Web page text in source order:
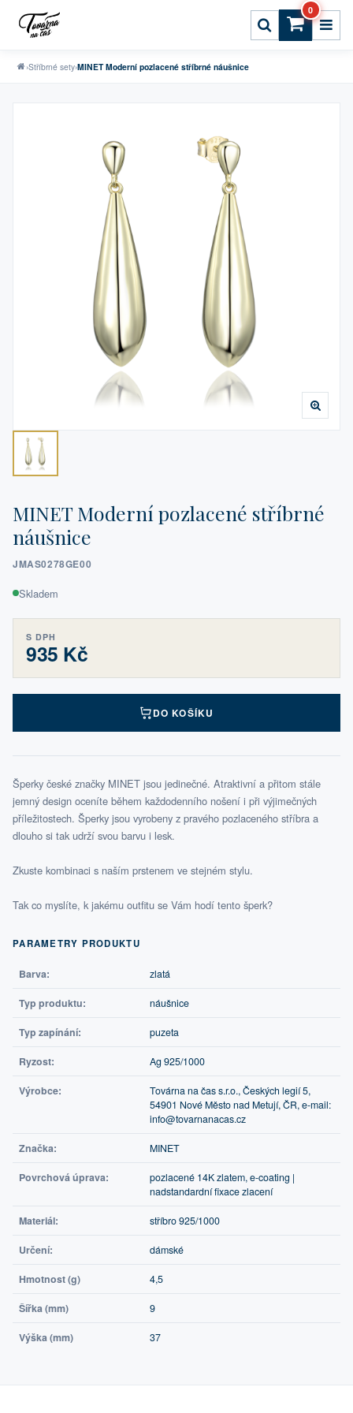
0
›Stříbrné sety›MINET Moderní pozlacené stříbrné náušnice
MINET Moderní pozlacené stříbrné
náušnice
JMAS0278GE00
Skladem
S DPH
935 Kč
DO KOŠÍKU
Šperky české značky MINET jsou jedinečné. Atraktivní a přitom stále
jemný design oceníte během každodenního nošení i při výjimečných
příležitostech. Šperky jsou vyrobeny z pravého pozlaceného stříbra a
dlouho si tak udrží svou barvu i lesk.
Zkuste kombinaci s naším prstenem ve stejném stylu.
Tak co myslíte, k jakému outfitu se Vám hodí tento šperk?
PARAMETRY PRODUKTU
Barva: zlatá
Typ produktu: náušnice
Typ zapínání: puzeta
Ryzost: Ag 925/1000
Výrobce:
Továrna na čas s.r.o., Českých legií 5,
54901 Nové Město nad Metují, ČR, e-mail:
info@tovarnanacas.cz
Značka: MINET
Povrchová úprava:
pozlacené 14K zlatem, e-coating |
nadstandardní fixace zlacení
Materiál: stříbro 925/1000
Určení: dámské
Hmotnost (g) 4,5
Šířka (mm) 9
Výška (mm) 37